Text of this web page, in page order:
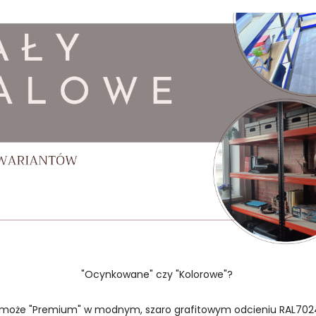
"Ocynkowane" czy "Kolorowe"?
"Premium" w modnym, szaro grafitowym odcieniu